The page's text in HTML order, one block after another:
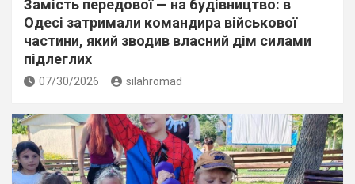
Замість передової — на будівництво: в
Одесі затримали командира військової
частини, який зводив власний дім силами
підлеглих
07/30/2026 silahromad